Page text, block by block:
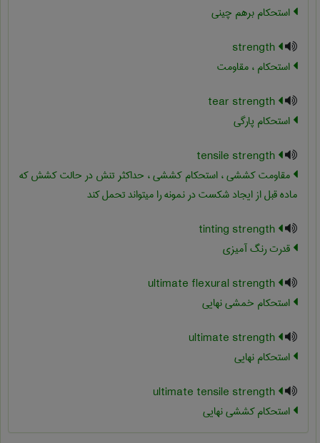
استحکام برهم چینی
استحکام ، مقاومت
استحکام پارگی
مقاومت کششی ، استحکام کششی ، حداکثر تنش در حالت کشش که
ماده قبل از ایجاد شکست در نمونه را می‏تواند تحمل کند
قدرت رنگ آمیزی
استحکام خمشی نهایی
استحکام نهایی
استحکام کششی نهایی